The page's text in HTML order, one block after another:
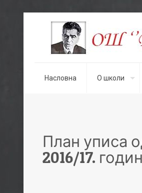
Насловна О школи
План уписа
2016/17.